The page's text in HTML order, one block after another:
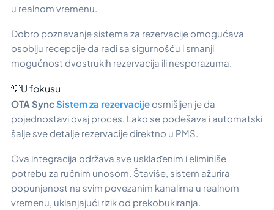
u realnom vremenu.
Dobro poznavanje sistema za rezervacije omogućava
osoblju recepcije da radi sa sigurnošću i smanji
mogućnost dvostrukih rezervacija ili nesporazuma.
💡U fokusu
OTA SyncSistem za rezervacije osmišljen je da
pojednostavi ovaj proces. Lako se podešava i automatski
šalje sve detalje rezervacije direktno u PMS.
Ova integracija održava sve usklađenim i eliminiše
potrebu za ručnim unosom. Štaviše, sistem ažurira
popunjenost na svim povezanim kanalima u realnom
vremenu, uklanjajući rizik od prekobukiranja.